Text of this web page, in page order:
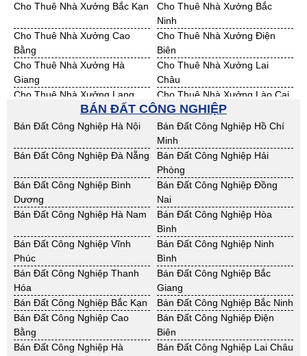
Cho Thuê Nhà Xưởng Bắc Kạn
Cho Thuê Nhà Xưởng Bắc
Ninh
Cho Thuê Nhà Xưởng Cao
Bằng
Cho Thuê Nhà Xưởng Điện
Biên
Cho Thuê Nhà Xưởng Hà
Giang
Cho Thuê Nhà Xưởng Lai
Châu
Cho Thuê Nhà Xưởng Lạng
Cho Thuê Nhà Xưởng Lào Cai
Cho Thuê Nhà Xưởng Nam
Cho Thuê Nhà Xưởng Phú Thọ
Cho Thuê Nhà Xưởng Sơn La
Cho Thuê Nhà Xưởng Thái
Bình
Cho Thuê Nhà Xưởng Thái
Nguyên
Cho Thuê Nhà Xưởng Tuyên
Quang
Cho Thuê Nhà Xưởng Yên Bái
Cho Thuê Nhà Xưởng Thừa T.
Huế
Cho Thuê Nhà Xưởng Khánh
Hoà
Cho Thuê Nhà Xưởng Lâm
Đồng
Cho Thuê Nhà Xưởng Bình
Định
Cho Thuê Nhà Xưởng Bình
Thuận
Cho Thuê Nhà Xưởng Đăk
Nông
Cho Thuê Nhà Xưởng ĐắkLắk
Cho Thuê Nhà Xưởng Gia Lai
Cho Thuê Nhà Xưởng Hà Tĩnh
Cho Thuê Nhà Xưởng Kon
Cho Thuê Nhà Xưởng Nghệ An
BÁN ĐẤT CÔNG NGHIỆP
Bán Đất Công Nghiệp Hà Nội
Bán Đất Công Nghiệp Hồ Chí
Minh
Bán Đất Công Nghiệp Đà Nẵng
Bán Đất Công Nghiệp Hải
Phòng
Bán Đất Công Nghiệp Bình
Dương
Bán Đất Công Nghiệp Đồng
Nai
Bán Đất Công Nghiệp Hà Nam
Bán Đất Công Nghiệp Hòa
Bình
Bán Đất Công Nghiệp Vĩnh
Phúc
Bán Đất Công Nghiệp Ninh
Bình
Bán Đất Công Nghiệp Thanh
Hóa
Bán Đất Công Nghiệp Bắc
Giang
Bán Đất Công Nghiệp Bắc Kạn
Bán Đất Công Nghiệp Bắc Ninh
Bán Đất Công Nghiệp Cao
Bằng
Bán Đất Công Nghiệp Điện
Biên
Bán Đất Công Nghiệp Hà
Bán Đất Công Nghiệp Lai Châu